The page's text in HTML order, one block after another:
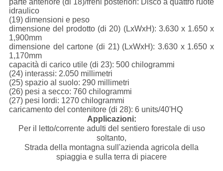
parte anteriore (di 18)/freni posteriori: Disco a quattro ruote
idraulico
(19) dimensioni e peso
dimensione del prodotto (di 20) (LxWxH): 3.630 x 1.650 x
1,900mm
dimensione del cartone (di 21) (LxWxH): 3.630 x 1.650 x
1,170mm
capacità di carico utile (di 23): 500 chilogrammi
(24) interassi: 2.050 millimetri
(25) spazio al suolo: 290 millimetri
(26) pesi a secco: 760 chilogrammi
(27) pesi lordi: 1270 chilogrammi
caricamento del contenitore (di 28): 6 units/40'HQ
Applicazioni:
Per il letto/corrente adulti del sentiero forestale di uso
soltanto,
Strada della montagna sull'azienda agricola della
spiaggia e sulla terra di piacere